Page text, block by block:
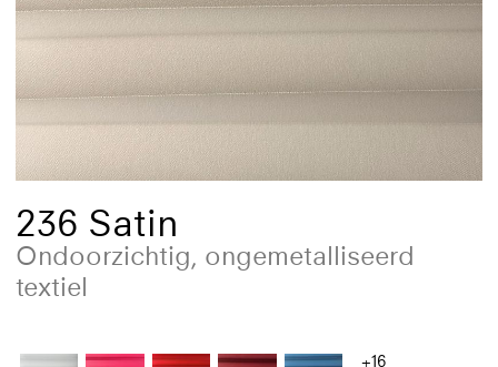
236 Satin
Ondoorzichtig, ongemetalliseerd
textiel
+16